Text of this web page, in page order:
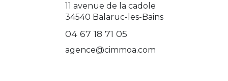
11 avenue de la cadole
34540 Balaruc-les-Bains
04 67 18 71 05
agence@cimmoa.com